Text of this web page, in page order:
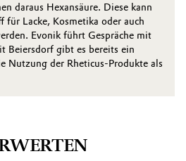
daraus Hexansäure. Diese kann
für Lacke, Kosmetika oder auch
Evonik führt Gespräche mit
Beiersdorf gibt es bereits ein
Nutzung der Rheticus-Produkte als